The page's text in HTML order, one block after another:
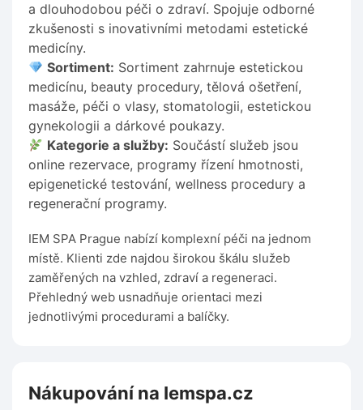
a dlouhodobou péči o zdraví. Spojuje odborné
zkušenosti s inovativními metodami estetické
medicíny.
Sortiment: Sortiment zahrnuje estetickou
medicínu, beauty procedury, tělová ošetření,
masáže, péči o vlasy, stomatologii, estetickou
gynekologii a dárkové poukazy.
Kategorie a služby: Součástí služeb jsou
online rezervace, programy řízení hmotnosti,
epigenetické testování, wellness procedury a
regenerační programy.
IEM SPA Prague nabízí komplexní péči na jednom
místě. Klienti zde najdou širokou škálu služeb
zaměřených na vzhled, zdraví a regeneraci.
Přehledný web usnadňuje orientaci mezi
jednotlivými procedurami a balíčky.
Nákupování na Iemspa.cz